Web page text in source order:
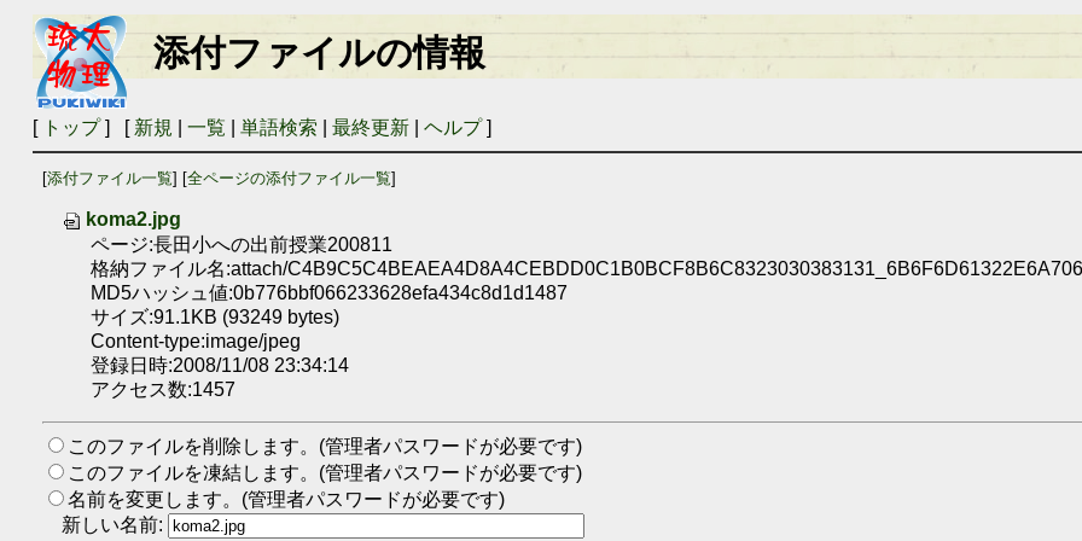
添付ファイルの情報
[ トップ] [ 新規 一覧 単語検索 最終更新| ヘルプ]
[添付ファイル一覧] [全ページの添付ファイル一覧]
koma2.jpg
ページ:長田小への出前授業200811
格納ファイル名:attach/
MD5ハッシュ値:0b776bbf066233628efa434c8d1d1487
サイズ:91.1KB (93249 bytes)
Content-type:image/jpeg
登録日時:2008/11/08 23:34:14
アクセス数:1457
このファイルを削除します。(管理者パスワードが必要です)
このファイルを凍結します。(管理者パスワードが必要です)
名前を変更します。(管理者パスワードが必要です)
新しい名前: